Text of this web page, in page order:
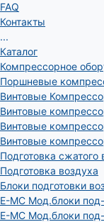
FAQ
Контакты
...
Каталог
Компрессорное
Поршневые
Винтовые
Винтовые
Винтовые
Винтовые
Подготовка сжатого
Подготовка воздуха
Блоки подготовки
E-MC Мод.блоки
E-MC Мод.блоки